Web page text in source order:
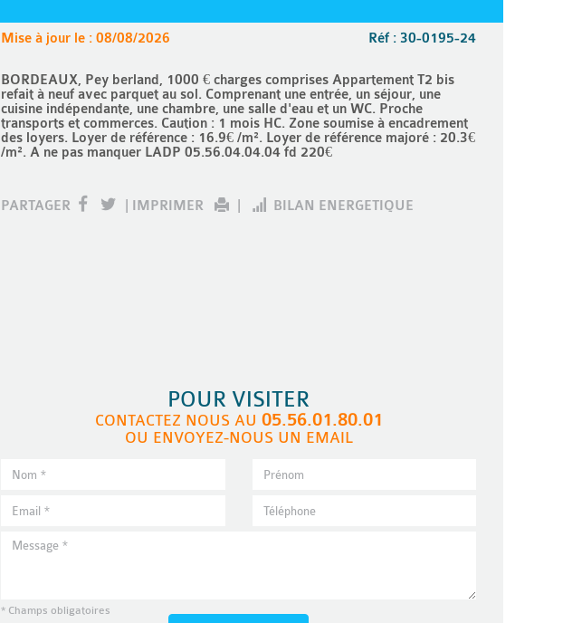
Réf : 30-0195-24
Mise à jour le : 08/08/2026
BORDEAUX, Pey berland, 1000 € charges comprises Appartement T2 bis
refait à neuf avec parquet au sol. Comprenant une entrée, un séjour, une
cuisine indépendante, une chambre, une salle d'eau et un WC. Proche
transports et commerces. Caution : 1 mois HC. Zone soumise à encadrement
des loyers. Loyer de référence : 16.9€ /m². Loyer de référence majoré : 20.3€
/m². A ne pas manquer LADP 05.56.04.04.04 fd 220€
PARTAGER IMPRIMER BILAN ENERGETIQUE
POUR VISITER
CONTACTEZ NOUS AU 05.56.01.80.01
OU ENVOYEZ-NOUS UN EMAIL
* Champs obligatoires